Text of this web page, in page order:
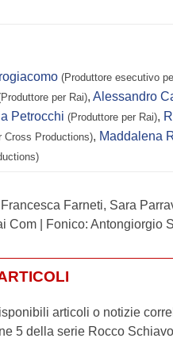
(Produttore esecutivo
per Rai), Alessandro
Petrocchi (Produttore per Rai),
Cross Productions), Maddalena
Farneti, Sara
Com | Fonico: Antongiorgio
articoli o notizie
5 della serie Rocco